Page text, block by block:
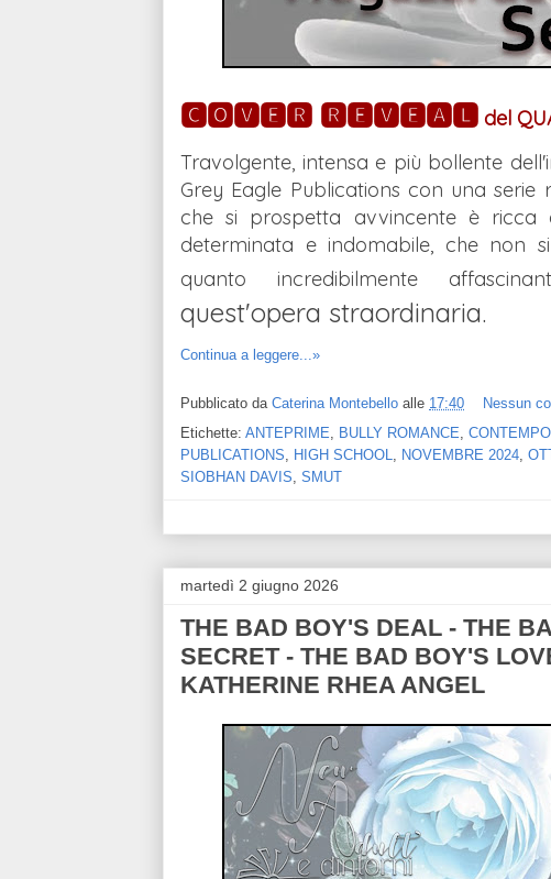
🅲🅾🆅🅴🆁 🆁🅴🆅🅴🅰🅻 del
Travolgente, intensa e più bollente
Grey Eagle Publications con una
che si prospetta avvincente è ricca
determinata e indomabile, che non
quanto incredibilmente
quest'opera straordinaria.
Continua a leggere...»
Pubblicato da Caterina Montebello alle 17:40
Nessun
Etichette: ANTEPRIME BULLY ROMANCE
PUBLICATIONS
HIGH SCHOOL NOVEMBRE 2024
SIOBHAN DAVIS SMUT
martedì 2 giugno 2026
THE BAD BOY'S DEAL - THE
SECRET - THE BAD BOY'S
KATHERINE RHEA ANGEL